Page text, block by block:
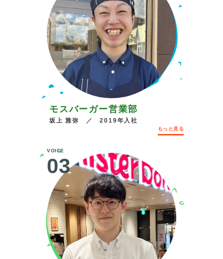
モスバーガー営業部
坂上 雅弥 ／ 2019年入社
もっと見る
VOICE
03